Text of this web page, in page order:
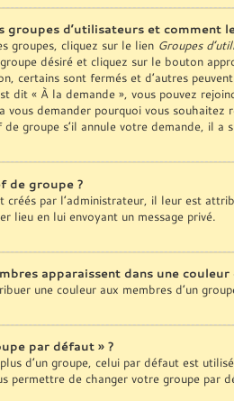
groupes d’utilisateurs et comment
groupes, cliquez sur le lien Groupes
désiré et cliquez sur le bouton
certains sont fermés et d’autres
dit « À la demande », vous pouvez
vous demander pourquoi vous
groupe s’il annule votre demande, il a
de groupe ?
créés par l’administrateur, il leur est
lieu en lui envoyant un message privé.
apparaissent dans une
une couleur aux membres d’un
par défaut » ?
d’un groupe, celui par défaut est
permettre de changer votre groupe par